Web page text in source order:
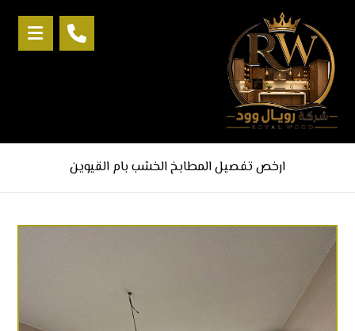
ارخص تفصيل المطابخ الخشب بام القيوين